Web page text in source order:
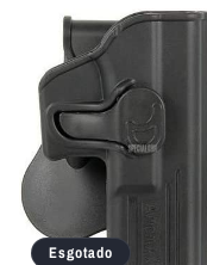
Esgotado